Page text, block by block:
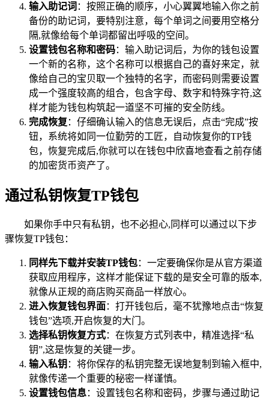
输入助记词 ：按照正确的顺序，小心翼翼地输入你之前
备份的助记词，要特别注意，每个单词之间要用空格分
隔,就像给每个单词都留出呼吸的空间。
设置钱包名称和密码：输入助记词后，为你的钱包设置
一个新的名称，这个名称可以根据自己的喜好来定，就
像给自己的宝贝取一个独特的名字，而密码则需要设置
成一个强度较高的组合，包含字母、数字和特殊字符,这
样才能为钱包构筑起一道坚不可摧的安全防线。
完成恢复 ：仔细确认输入的信息无误后，点击“完成”按
钮，系统将如同一位勤劳的工匠，自动恢复你的TP钱
包，恢复完成后,你就可以在钱包中欣喜地查看之前存储
的加密货币资产了。
通过私钥恢复TP钱包
如果你手中只有私钥，也不必担心,同样可以通过以下步
骤恢复TP钱包：
同样先下载并安装TP钱包：一定要确保你是从官方渠道
获取应用程序，这样才能保证下载的是安全可靠的版本,
就像从正规的商店购买商品一样放心。
进入恢复钱包界面：打开钱包后，毫不犹豫地点击“恢复
钱包”选项,开启恢复的大门。
选择私钥恢复方式：在恢复方式列表中，精准选择“私
钥”,这是恢复的关键一步。
输入私钥 ：将你保存的私钥完整无误地复制到输入框中,
就像传递一个重要的秘密一样谨慎。
设置钱包信息：设置钱包名称和密码，步骤与通过助记